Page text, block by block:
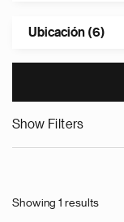
Ubicación (6)
Show Filters
Showing 1 results